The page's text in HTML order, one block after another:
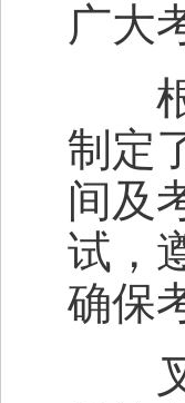
广大
根
制定
间及
试，
确保
叉